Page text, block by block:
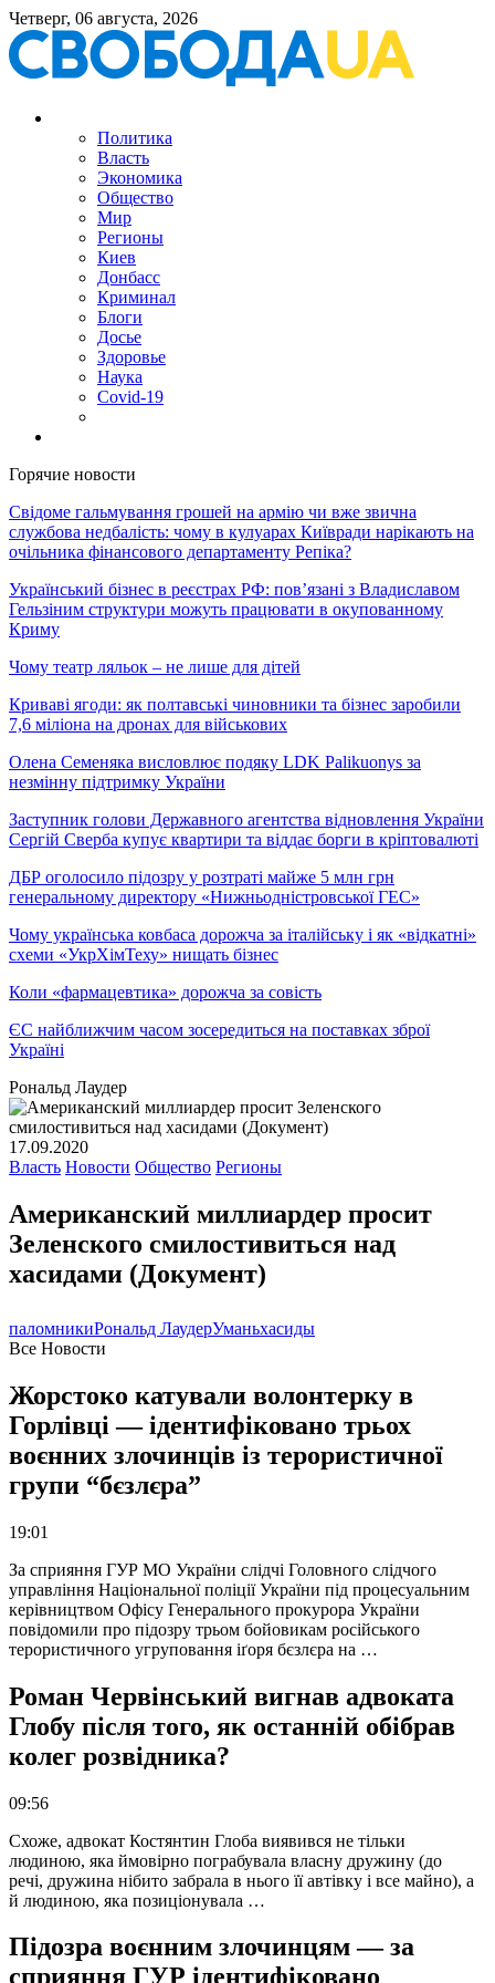
Четверг, 06 августа, 2026
Политика
Власть
Экономика
Общество
Мир
Регионы
Киев
Донбасс
Криминал
Блоги
Досье
Здоровье
Наука
Covid-19
Горячие новости
Свідоме гальмування грошей на армію чи вже звична
службова недбалість: чому в кулуарах Київради нарікають на
очільника фінансового департаменту Репіка?
Український бізнес в реєстрах РФ: пов’язані з Владиславом
Гельзіним структури можуть працювати в окупованному
Криму
Чому театр ляльок – не лише для дітей
Криваві ягоди: як полтавські чиновники та бізнес заробили
7,6 міліона на дронах для військових
Олена Семеняка висловлює подяку LDK Palikuonys за
незмінну підтримку України
Заступник голови Державного агентства відновлення України
Сергій Сверба купує квартири та віддає борги в кріптовалюті
ДБР оголосило підозру у розтраті майже 5 млн грн
генеральному директору «Нижньодністровської ГЕС»
Чому українська ковбаса дорожча за італійську і як «відкатні»
схеми «УкрХімТеху» нищать бізнес
Коли «фармацевтика» дорожча за совість
ЄС найближчим часом зосередиться на поставках зброї
Україні
Рональд Лаудер
17.09.2020
Власть Новости Общество Регионы
Американский миллиардер просит
Зеленского смилостивиться над
хасидами (Документ)
паломникиРональд ЛаудерУманьхасиды
Все Новости
Жорстоко катували волонтерку в
Горлівці — ідентифіковано трьох
воєнних злочинців із терористичної
групи “бєзлєра”
19:01
За сприяння ГУР МО України слідчі Головного слідчого
управління Національної поліції України під процесуальним
керівництвом Офісу Генерального прокурора України
повідомили про підозру трьом бойовикам російського
терористичного угруповання іґоря бєзлєра на …
Роман Червінський вигнав адвоката
Глобу після того, як останній обібрав
колег розвідника?
09:56
Схоже, адвокат Костянтин Глоба виявився не тільки
людиною, яка ймовірно пограбувала власну дружину (до
речі, дружина нібито забрала в нього її автівку і все майно), а
й людиною, яка позиціонувала …
Підозра воєнним злочинцям — за
сприяння ГУР ідентифіковано